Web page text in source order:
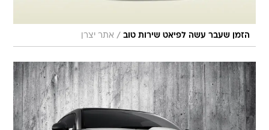
הזמן שעבר עשה לפיאט שירות טוב / אתר יצרן